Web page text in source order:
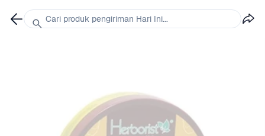
Cari produk pengiriman Hari Ini...